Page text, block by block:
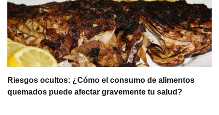
Riesgos ocultos: ¿Cómo el consumo de alimentos
quemados puede afectar gravemente tu salud?